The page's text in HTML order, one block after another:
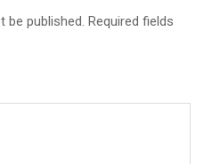
be published. Required fields